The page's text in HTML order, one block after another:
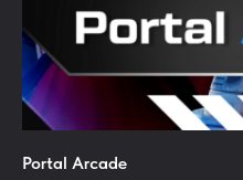
Portal Arcade